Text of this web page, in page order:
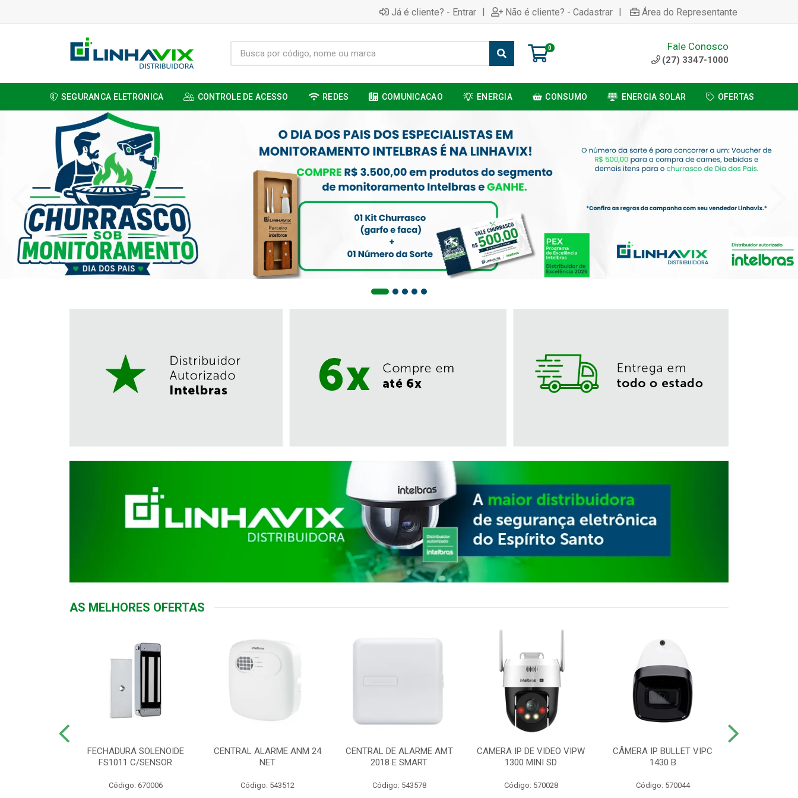
Já é cliente? - Entrar | Não é cliente? - Cadastrar | Área do Representante
0 Fale Conosco
(27) 3347-1000
SEGURANCA ELETRONICA CONTROLE DE ACESSO REDES COMUNICACAO ENERGIA CONSUMO ENERGIA SOLAR OFERTAS
AS MELHORES OFERTAS
FECHADURA SOLENOIDE
FS1011 C/SENSOR
Código: 670006
CENTRAL ALARME ANM 24
NET
Código: 543512
CENTRAL DE ALARME AMT
2018 E SMART
Código: 543578
CAMERA IP DE VIDEO VIPW
1300 MINI SD
Código: 570028
CÂMERA IP BULLET VIPC
1430 B
Código: 570044